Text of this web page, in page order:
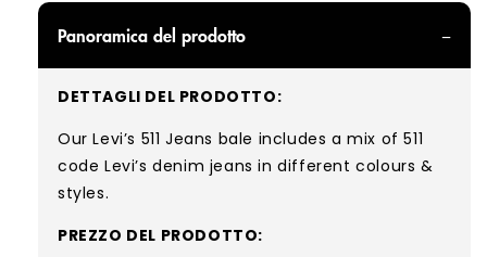
Panoramica del prodotto
DETTAGLI DEL PRODOTTO:
Our Levi’s 511 Jeans bale includes a mix of 511
code Levi’s denim jeans in different colours &
styles.
PREZZO DEL PRODOTTO: